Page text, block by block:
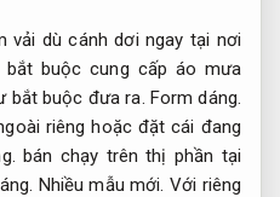
vải dù cánh dơi ngay tại nơi
buộc cung cấp áo mưa
bắt buộc đưa ra. Form dáng.
riêng hoặc đặt cái đang
bán chạy trên thị phần tại
Nhiều mẫu mới. Với riêng